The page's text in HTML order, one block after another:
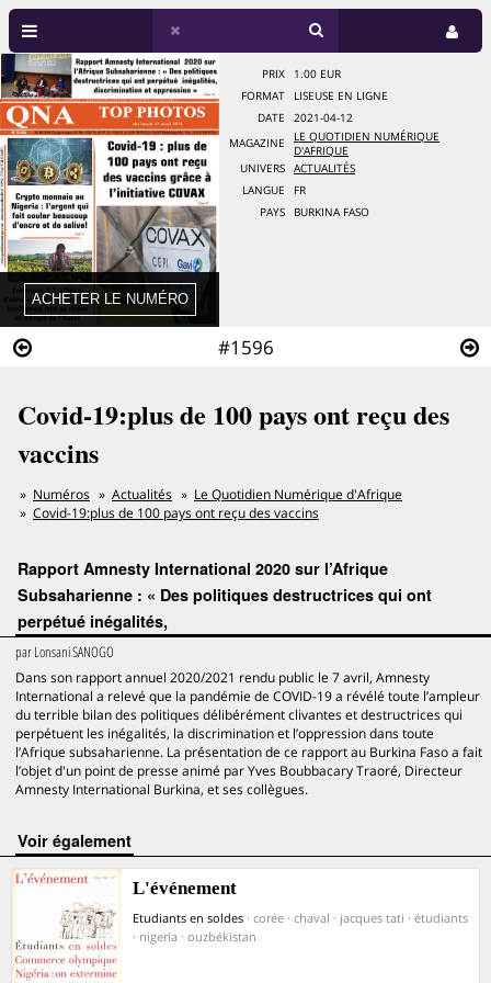
#1596
PRIX
1.00 EUR
FORMAT
LISEUSE EN LIGNE
DATE
2021-04-12
MAGAZINE
LE QUOTIDIEN NUMÉRIQUE
D'AFRIQUE
UNIVERS
ACTUALITÉS
LANGUE
FR
PAYS
BURKINA FASO
Covid-19:plus de 100 pays ont reçu des
vaccins
Numéros Actualités
Le Quotidien Numérique d'Afrique
Covid-19:plus de 100 pays ont reçu des vaccins
Rapport Amnesty International 2020 sur l’Afrique
Subsaharienne : « Des politiques destructrices qui ont
perpétué inégalités,
parLonsani SANOGO
Dans son rapport annuel 2020/2021 rendu public le 7 avril, Amnesty
International a relevé que la pandémie de COVID-19 a révélé toute l’ampleur
du terrible bilan des politiques délibérément clivantes et destructrices qui
perpétuent les inégalités, la discrimination et l’oppression dans toute
l’Afrique subsaharienne. La présentation de ce rapport au Burkina Faso a fait
l’objet d'un point de presse animé par Yves Boubbacary Traoré, Directeur
Amnesty International Burkina, et ses collègues.
voir également
L'événement
Etudiants en soldes · corée · chaval · jacques tati · étudiants
· nigeria · ouzbékistan